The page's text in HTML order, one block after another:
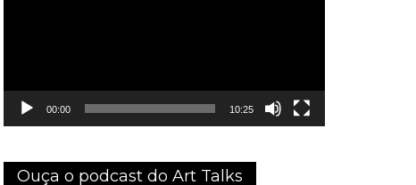
00:00 10:25
Ouça o podcast do Art Talks